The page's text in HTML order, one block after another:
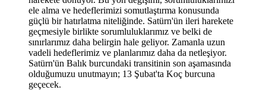
ele alma ve hedeflerimizi somutlaştırma konusunda
güçlü bir hatırlatma niteliğinde. Satürn'ün ileri harekete
geçmesiyle birlikte sorumluluklarımız ve belki de
sınırlarımız daha belirgin hale geliyor. Zamanla uzun
vadeli hedeflerimiz ve planlarımız daha da netleşiyor.
Satürn'ün Balık burcundaki transitinin son aşamasında
olduğumuzu unutmayın; 13 Şubat'ta Koç burcuna
geçecek.